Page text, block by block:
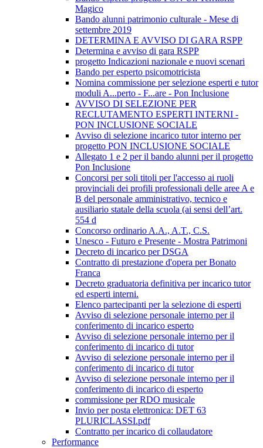
Magico
Bando alunni patrimonio culturale - Mese di
settembre 2019
DETERMINA E AVVISO DI GARA RSPP
Determina e avviso di gara RSPP
progetto Indicazioni nazionale e nuovi scenari
Bando per esperto psicomotricista
Nomina commissione per selezione esperti e tutor
moduli A...perto - F...are - Pon Inclusione
AVVISO DI SELEZIONE PER
RECLUTAMENTO ESPERTI INTERNI -
PON INCLUSIONE SOCIALE
Avviso di selezione incarico tutor interno per
progetto PON INCLUSIONE SOCIALE
Allegato 1 e 2 per il bando alunni per il progetto
Pon Inclusione
Concorsi per soli titoli per l'accesso ai ruoli
provinciali dei profili professionali delle aree A e
B del personale amministrativo, tecnico e
ausiliario statale della scuola (ai sensi dell’art.
554 d
Concorso ordinario A.A., A.T., C.S.
Unesco - Futuro e Presente - Mostra Patrimoni
Decreto di incarico per DSGA
Contratto di prestazione d'opera per Bonato
Franca
Decreto graduatoria definitiva per incarico tutor
ed esperti interni.
Elenco partecipanti per la selezione di esperti
Avviso di selezione personale interno per il
conferimento di incarico esperto
Avviso di selezione personale interno per il
conferimento di incarico di tutor
Avviso di selezione personale interno per il
conferimento di incarico di tutor
Avviso di selezione personale interno per il
conferimento di incarico di esperto
commissione per RDO musicale
Invio per posta elettronica: DET 63
PLURICLASSI.pdf
Contratto per incarico di collaudatore
Performance